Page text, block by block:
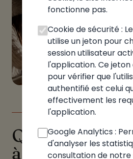
LE GUIDE
Quelle
à Éloise
fonctionne pas.
Cookie de sécurité :
utilise un jeton pour
session utilisateur
l'application. Ce jeton
pour vérifier que
authentifié est celui
effectivement les
l'application.
Google Analytics :
d'analyser les
consultation de notre